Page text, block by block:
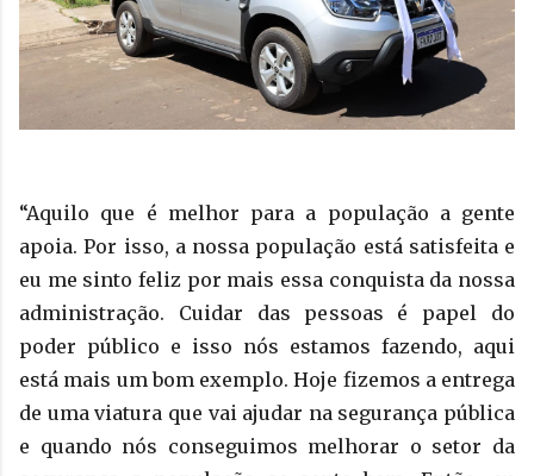
“Aquilo que é melhor para a população a gente
apoia. Por isso, a nossa população está satisfeita e
eu me sinto feliz por mais essa conquista da nossa
administração. Cuidar das pessoas é papel do
poder público e isso nós estamos fazendo, aqui
está mais um bom exemplo. Hoje fizemos a entrega
de uma viatura que vai ajudar na segurança pública
e quando nós conseguimos melhorar o setor da